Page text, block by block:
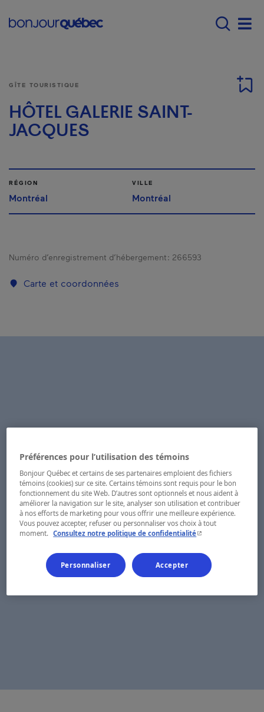
Main navigation -
GÎTE TOURISTIQUE
HÔTEL GALERIE SAINT-
JACQUES
RÉGION
Montréal
VILLE
Montréal
Numéro d’enregistrement d’hébergement : 266593
Carte et coordonnées
Préférences pour l’utilisation des témoins
Bonjour Québec et certains de ses partenaires emploient des fichiers
témoins (cookies) sur ce site. Certains témoins sont requis pour le bon
fonctionnement du site Web. D’autres sont optionnels et nous aident à
améliorer la navigation sur le site, analyser son utilisation et contribuer
à nos efforts de marketing pour vous offrir une meilleure expérience.
Vous pouvez accepter, refuser ou personnaliser vos choix à tout
moment.
Consultez notre politique de confidentialité- Cet hyperlien
Personnaliser Accepter